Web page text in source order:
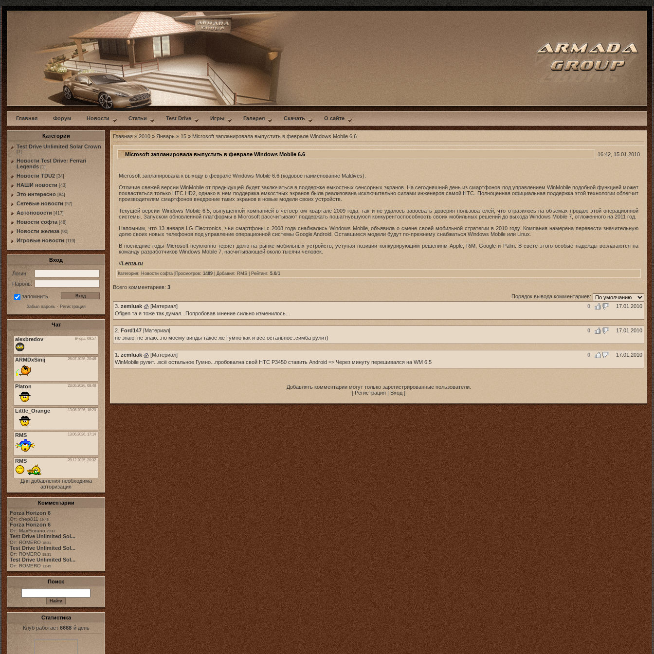
w
Главная Форум Новости Статьи Test Drive Игры Галерея Скачать О сайте
Категории
Test Drive Unlimited Solar Crown
[1]
Новости Test Drive: Ferrari
Legends [1]
Новости TDU2 [34]
НАШИ новости [43]
Это интересно [84]
Сетевые новости [57]
Автоновости [417]
Новости софта [48]
Новоcти железа [90]
Игровые новости [119]
Вход
Логин:
Пароль:
запомнить
Забыл пароль· Регистрация
Чат
Для добавления необходима
авторизация
Комментарии
Forza Horizon 6
От: chep811 19:48
Forza Horizon 6
От: MaxFiorano 23:47
Test Drive Unlimited Sol...
От: ROMERO 18:31
Test Drive Unlimited Sol...
От: ROMERO 19:31
Test Drive Unlimited Sol...
От: ROMERO 11:49
Поиск
Статистика
Клуб работает 6668-й день
Главная » 2010 » Январь » 15 » Microsoft запланировала выпустить в феврале Windows Mobile 6.6
Microsoft запланировала выпустить в феврале Windows Mobile 6.6 16:42, 15.01.2010
Microsoft запланировала к выходу в феврале Windows Mobile 6.6 (кодовое наименование Maldives).
Отличие свежей версии WinMobile от предыдущей будет заключаться в поддержке емкостных сенсорных экранов. На сегодняшний день из смартфонов под управлением WinMobile подобной функцией может
похвастаться только HTC HD2, однако в нем поддержка емкостных экранов была реализована исключительно силами инженеров самой HTC. Полноценная официальная поддержка этой технологии облегчит
производителям смартфонов внедрение таких экранов в новые модели своих устройств.
Текущей версии Windows Mobile 6.5, выпущенной компанией в четвертом квартале 2009 года, так и не удалось завоевать доверия пользователей, что отразилось на объемах продаж этой операционной
системы. Запуском обновленной платформы в Microsoft рассчитывают поддержать пошатнувшуюся конкурентоспособность своих мобильных решений до выхода Windows Mobile 7, отложенного на 2011 год.
Напомним, что 13 января LG Electronics, чьи смартфоны с 2008 года снабжались Windows Mobile, объявила о смене своей мобильной стратегии в 2010 году. Компания намерена перевести значительную
долю своих новых телефонов под управление операционной системы Google Android. Оставшиеся модели будут по-прежнему снабжаться Windows Mobile или Linux.
В последние годы Microsoft неуклонно теряет долю на рынке мобильных устройств, уступая позиции конкурирующим решениям Apple, RiM, Google и Palm. В свете этого особые надежды возлагаются на
команду разработчиков Windows Mobile 7, насчитывающей около тысячи человек.
//Lenta.ru
Категория: Новости софта |Просмотров: 1409 | Добавил: RMS | Рейтинг: 5.0/1
Всего комментариев: 3
Порядок вывода комментариев:
0
17.01.2010
3. zemluak [Материал]
Ofigen та я тоже так думал...Попробовав мнение сильно изменилось...
0 17.01.2010
2. Ford147 [Материал]
не знаю, не знаю...по моему винды такое же Гумно как и все остальное..симба рулит)
0 17.01.2010
1. zemluak [Материал]
WinMobile рулит...всё остальное Гумно...пробовална свой HTC P3450 ставить Android => Через минуту перешивался на WM 6.5
Добавлять комментарии могут только зарегистрированные пользователи.
[ Регистрация | Вход ]